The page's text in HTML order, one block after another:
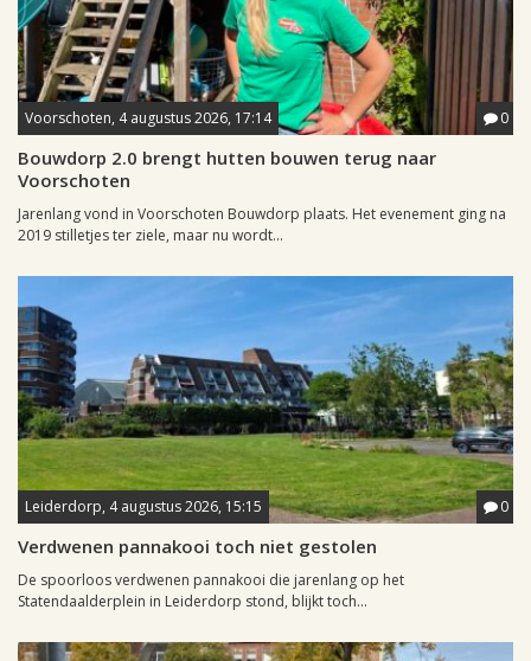
Voorschoten, 4 augustus 2026, 17:14 0
Bouwdorp 2.0 brengt hutten bouwen terug naar
Voorschoten
Jarenlang vond in Voorschoten Bouwdorp plaats. Het evenement ging na
2019 stilletjes ter ziele, maar nu wordt...
Leiderdorp, 4 augustus 2026, 15:15 0
Verdwenen pannakooi toch niet gestolen
De spoorloos verdwenen pannakooi die jarenlang op het
Statendaalderplein in Leiderdorp stond, blijkt toch...